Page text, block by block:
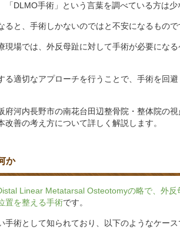
「DLMO手術」という言葉を調べている方は
ると、手術しかないのではと不安になるもので
現場では、外反母趾に対して手術が必要にな
る適切なアプローチを行うことで、手術を回
府河内長野市の南花台田辺整骨院・整体院の
改善の考え方について詳しく解説します。
か
Linear Metatarsal Osteotomyの略で、外
置を整える手術です。
手術として知られており、以下のようなケー